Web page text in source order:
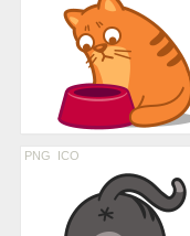
PNG ICO